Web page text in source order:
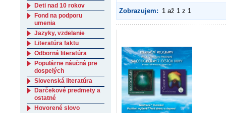
Zobrazujem: 1 až 1 z 1
Deti nad 10 rokov
Fond na podporu
umenia
Jazyky, vzdelanie
Literatúra faktu
Odborná literatúra
Populárne náučná pre
dospelých
Slovenská literatúra
Darčekové predmety a
ostatné
Hovorené slovo